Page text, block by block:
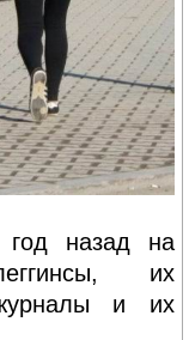
год назад на
их
и их